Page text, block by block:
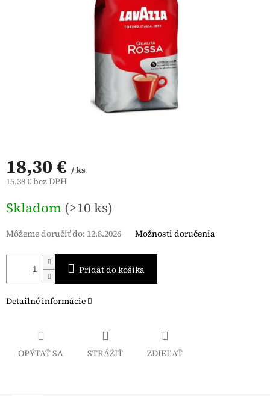
18,30 € / ks
15,38 € bez DPH
cena:
Skladom (>10 ks)
Môžeme doručiť do: 12.8.2026 Možnosti doručenia
Pridať do košíka
Detailné informácie
OPÝTAŤ SA STRÁŽIŤ ZDIEĽAŤ